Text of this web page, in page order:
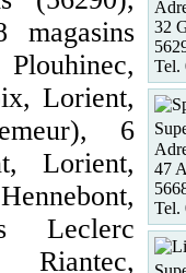
magasins
Lorient,
6
Lorient,
Leclerc
Riantec,
32
Tel.
47
Tel.